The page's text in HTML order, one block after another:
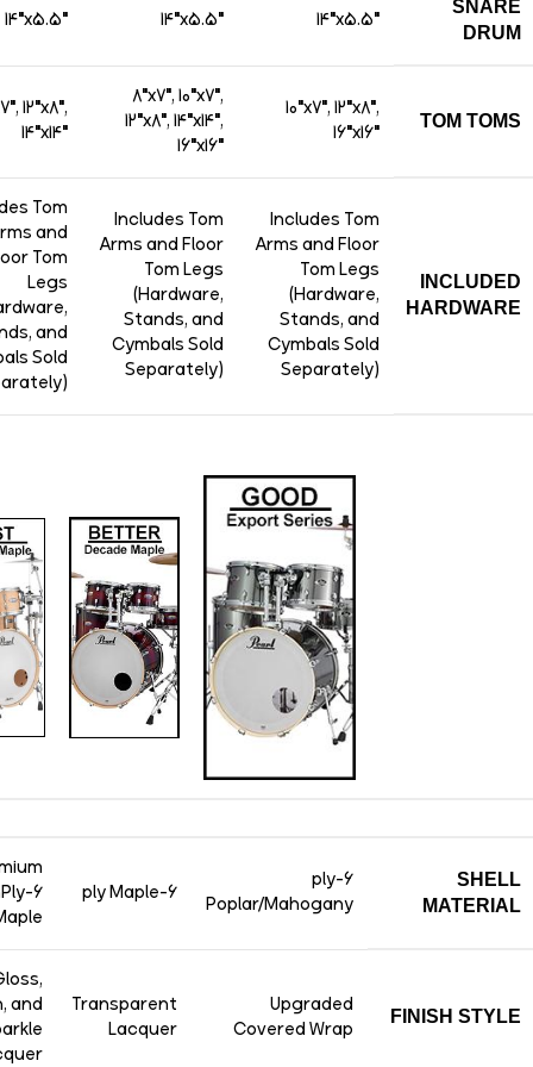
SNARE
DRUM
14″x5.5″
14″x5.5″
14″x5.5″
TOM TOMS
10″x7″, 12″x8″,
16″x16″
8″x7″, 10″x7″,
12″x8″, 14″x14″,
16″x16″
12″x8″,
14″x14″
INCLUDED
HARDWARE
Includes Tom
Arms and Floor
Tom Legs
(Hardware,
Stands, and
Cymbals Sold
Separately)
Includes Tom
Arms and Floor
Tom Legs
(Hardware,
Stands, and
Cymbals Sold
Separately)
Tom
and
Tom
Legs
and
Sold
SHELL
MATERIAL
6-ply
Poplar/Mahogany
6-ply Maple
6
FINISH STYLE
Upgraded
Covered Wrap
Transparent
Lacquer
and